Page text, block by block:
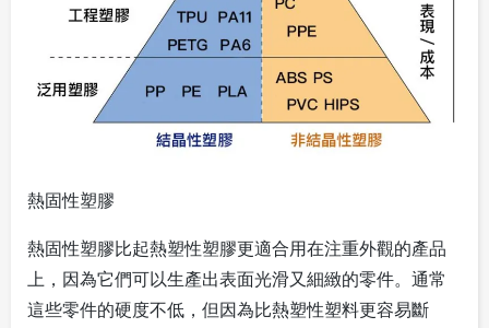
熱固性塑膠
熱固性塑膠比起熱塑性塑膠更適合用在注重外觀的產品
上，因為它們可以生產出表面光滑又細緻的零件。通常
這些零件的硬度不低，但因為比熱塑性塑料更容易斷